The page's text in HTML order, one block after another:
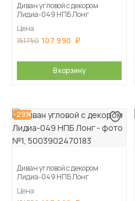
Диван угловой с декором
Лидиа-049 НПБ Лонг
Цена
151 750 107 990
В корзину
-29%
Диван угловой с декором
Лидиа-049 НПБ Лонг
Цена